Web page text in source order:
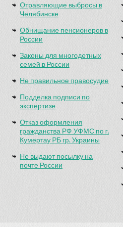
Отравляющие выбросы в
Челябинске
Обнищание пенсионеров в
России
Законы для многодетных
семей в России
Не правильное правосудие
Подделка подписи по
экспертизе
Отказ оформления
гражданства РФ УФМС по г.
Кумертау РБ гр. Украины
Не выдают посылку на
почте России